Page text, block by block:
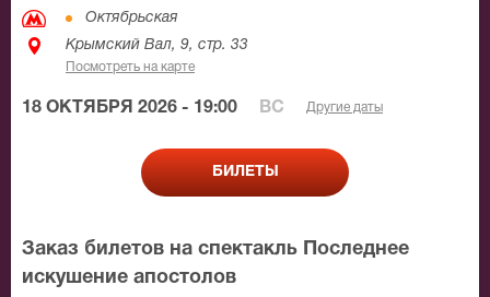
Октябрьская
Крымский Вал, 9, стр. 33
Посмотреть на карте
18 ОКТЯБРЯ 2026 - 19:00 ВС Другие даты
БИЛЕТЫ
Заказ билетов на спектакль Последнее
искушение апостолов